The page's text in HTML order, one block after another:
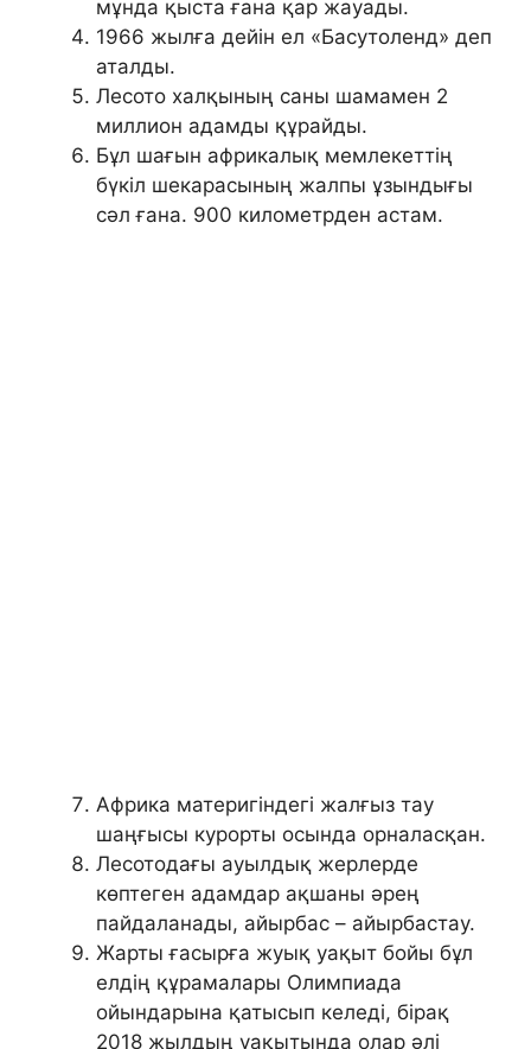
мұнда қыста ғана қар жауады.
1966 жылға дейін ел «Басутоленд» деп
аталды.
Лесото халқының саны шамамен 2
миллион адамды құрайды.
Бұл шағын африкалық мемлекеттің
бүкіл шекарасының жалпы ұзындығы
сәл ғана. 900 километрден астам.
Африка материгіндегі жалғыз тау
шаңғысы курорты осында орналасқан.
Лесотодағы ауылдық жерлерде
көптеген адамдар ақшаны әрең
пайдаланады, айырбас – айырбастау.
Жарты ғасырға жуық уақыт бойы бұл
елдің құрамалары Олимпиада
ойындарына қатысып келеді, бірақ
2018 жылдың уақытында олар әлі